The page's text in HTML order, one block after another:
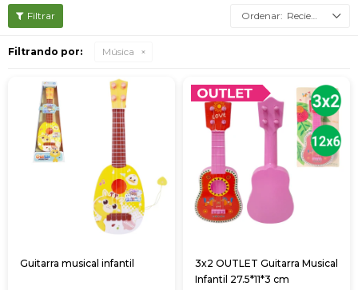
Recientes
Filtrando por: Música
Guitarra musical infantil
3x2 OUTLET Guitarra Musical
Infantil 27.5*11*3 cm